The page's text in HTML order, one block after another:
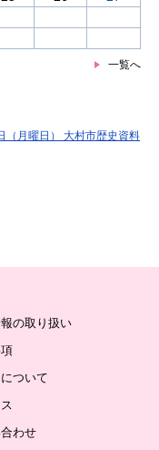
一覧へ
月曜日） 大村市歴史資料
の取り扱い
ついて
わせ